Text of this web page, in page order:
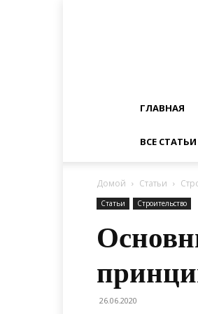
ГЛАВНАЯ
ВСЕ СТАТЬИ
Домой Статьи
Статьи Строительство
26.06.2020